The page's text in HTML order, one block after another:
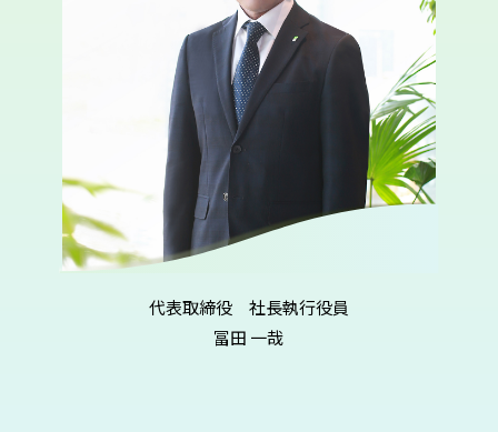
代表取締役 社長執行役員
冨田 一哉